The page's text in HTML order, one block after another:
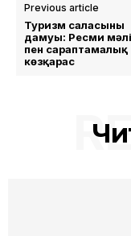
Previous article
Туризм саласының
дамуы: Ресми
пен сараптамалық
көзқарас